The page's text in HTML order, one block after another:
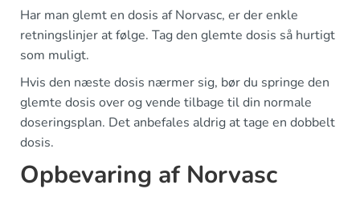
Har man glemt en dosis af Norvasc, er der enkle
retningslinjer at følge. Tag den glemte dosis så hurtigt
som muligt.
Hvis den næste dosis nærmer sig, bør du springe den
glemte dosis over og vende tilbage til din normale
doseringsplan. Det anbefales aldrig at tage en dobbelt
dosis.
Opbevaring af Norvasc